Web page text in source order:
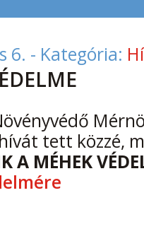
6. - Kategória:
tett közzé,
A MÉHEK